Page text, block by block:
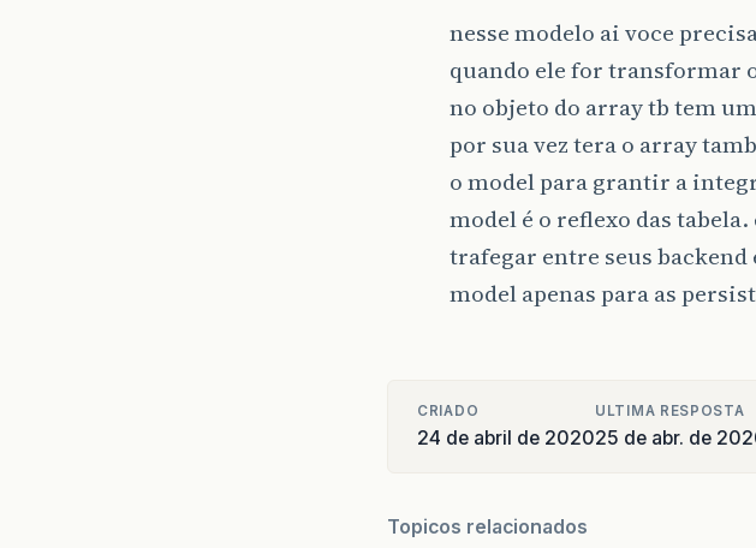
nesse modelo ai voce
quando ele for transformar
no objeto do array tb tem
por sua vez tera o array
o model para grantir a
model é o reflexo das
trafegar entre seus backend
model apenas para as
CRIADO
24 de abril de 2020
ULTIMA RESPOSTA
25 de abr. de
Topicos relacionados